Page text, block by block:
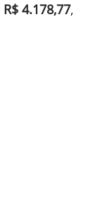
R$ 4.178,77,